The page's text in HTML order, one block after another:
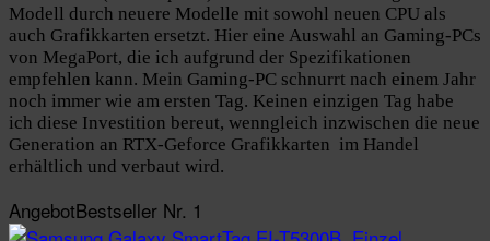
Modell durch neuere Modelle mit sowohl neuen CPU als
auch Grafikkarten ersetzt. Hier eine Auswahl an Gaming-PCs
von MegaPort, die ich aufgrund der Spezifikationen
empfehlen kann. Mein Gaming-PC schnurrt nach einem Jahr
noch immer wie am ersten Tag. Keinen einzigen Tag habe
ich diese Investition bereut, wenngleich inzwischen die neue
Generation an RTX-Geforce Grafikkarten im Handel
erhältlich und verbaut wird.
AngebotBestseller Nr. 1